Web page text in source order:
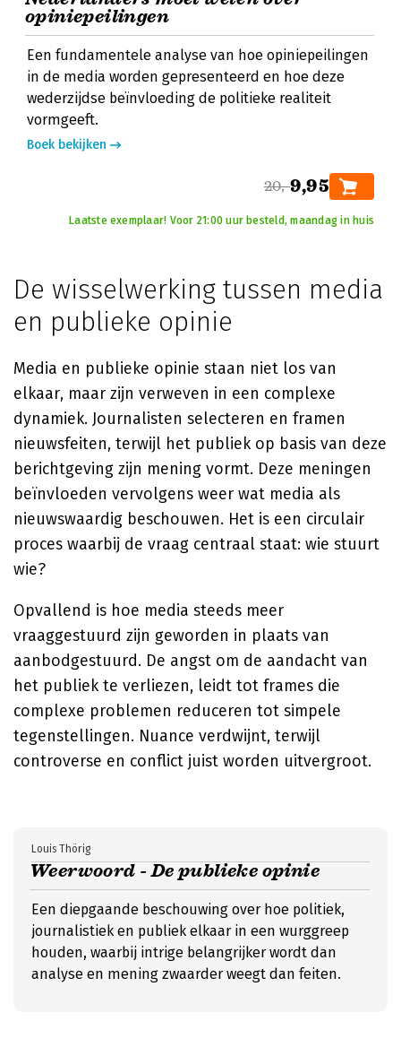
opiniepeilingen
Een fundamentele analyse van hoe opiniepeilingen
in de media worden gepresenteerd en hoe deze
wederzijdse beïnvloeding de politieke realiteit
vormgeeft.
Boek bekijken
20,-9,95
Laatste exemplaar! Voor 21:00 uur besteld, maandag in huis
De wisselwerking tussen media
en publieke opinie
Media en publieke opinie staan niet los van
elkaar, maar zijn verweven in een complexe
dynamiek. Journalisten selecteren en framen
nieuwsfeiten, terwijl het publiek op basis van deze
berichtgeving zijn mening vormt. Deze meningen
beïnvloeden vervolgens weer wat media als
nieuwswaardig beschouwen. Het is een circulair
proces waarbij de vraag centraal staat: wie stuurt
wie?
Opvallend is hoe media steeds meer
vraaggestuurd zijn geworden in plaats van
aanbodgestuurd. De angst om de aandacht van
het publiek te verliezen, leidt tot frames die
complexe problemen reduceren tot simpele
tegenstellingen. Nuance verdwijnt, terwijl
controverse en conflict juist worden uitvergroot.
Weerwoord - De publieke opinie
Louis Thörig
Een diepgaande beschouwing over hoe politiek,
journalistiek en publiek elkaar in een wurggreep
houden, waarbij intrige belangrijker wordt dan
analyse en mening zwaarder weegt dan feiten.